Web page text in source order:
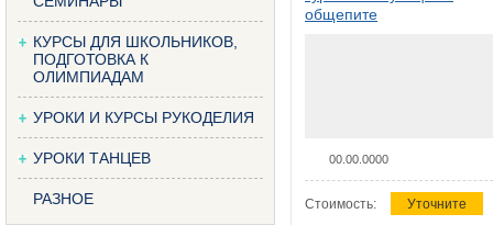
КУРСЫ ДЛЯ ШКОЛЬНИКОВ,
ПОДГОТОВКА К
ОЛИМПИАДАМ
УРОКИ И КУРСЫ РУКОДЕЛИЯ
УРОКИ ТАНЦЕВ
РАЗНОЕ
общепите
00.00.0000
Стоимость: Уточните